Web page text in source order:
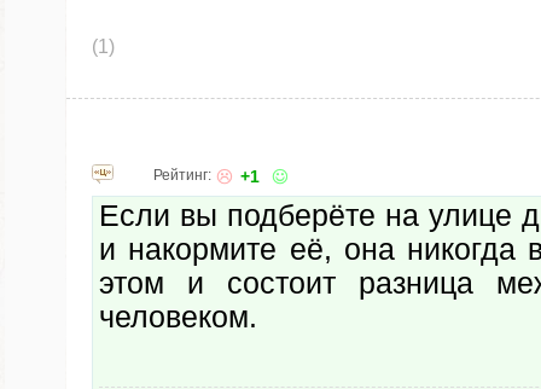
(1)
Рейтинг: +1
Если вы подберёте на улице
и накормите её, она никогда
этом и состоит разница
человеком.